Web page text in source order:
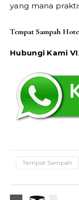
yang mana
Tempat Sampah
Hubungi Kami
Tempat Sampah